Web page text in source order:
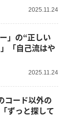
2025.11.24
」の“正しい
「自己流はや
2025.11.24
コード以外の
ずっと探して